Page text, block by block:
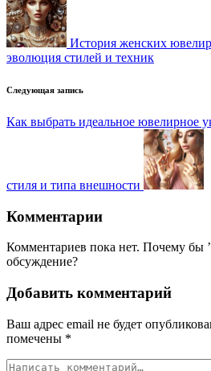
История женских
эволюция стилей и техник
Следующая запись
Как выбрать идеальное ювелирное
стиля и типа внешности
Комментарии
Комментариев пока нет. Почему бы
обсуждение?
Добавить комментарий
Ваш адрес email не будет
помечены *